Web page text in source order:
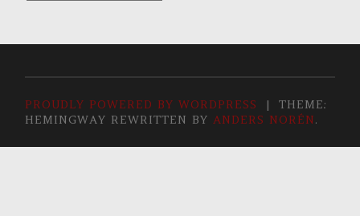
PROUDLY POWERED BY WORDPRESS |
THEME:
HEMINGWAY REWRITTEN BYANDERS NORÉN.